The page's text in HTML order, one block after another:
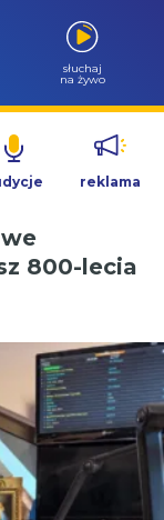
słuchaj
na żywo
reklama
800-lecia